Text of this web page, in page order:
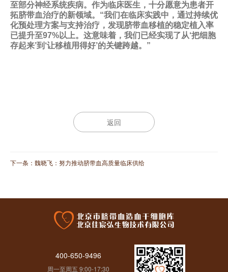
至部分神经系统疾病。作为临床医生，十分愿意为患者开
拓脐带血治疗的新领域。“我们在临床实践中，通过持续优
化预处理方案与支持治疗，发现脐带血移植的稳定植入率
已提升至97%以上。这意味着，我们已经实现了从‘把细胞
存起来’到‘让移植用得好’的关键跨越。”
返回
下一条： 魏晓飞：努力推动脐带血高质量临床供给
400-650-9496
周一至周五 9:00-17:30